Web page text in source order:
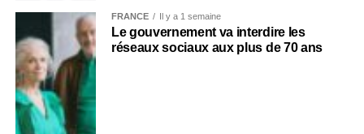
FRANCE Il y a 1 semaine
Le gouvernement va interdire les
réseaux sociaux aux plus de 70 ans